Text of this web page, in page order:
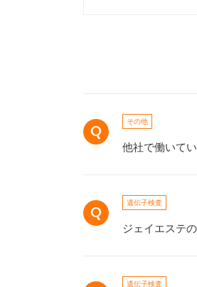
その他
他社で働いて
遺伝子検査
ジェイエステ
遺伝子検査